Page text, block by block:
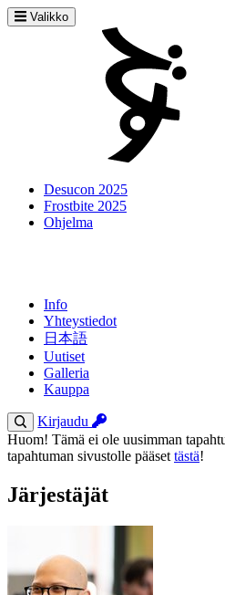
Valikko
Desucon 2025
Frostbite 2025
Ohjelma
Info
Yhteystiedot
日本語
Uutiset
Galleria
Kauppa
Kirjaudu
Huom! Tämä ei ole uusimman
tapahtuman sivustolle pääset tästä!
Järjestäjät